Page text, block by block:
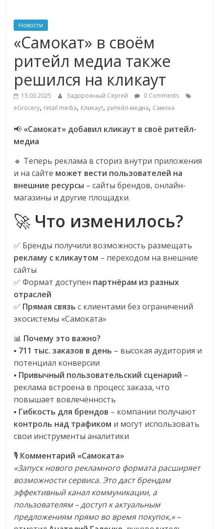
ритейле,
логистике,
технологиях,
соцсетях
онлайн-
торговле,
сервисах
для
ритейле,
логистике,
технологиях,
соцсетях.
Нам
важно,
как
знать
как
Сеть
меняет
жизнь
обсудить
эти
изменения
читателем.
Новости
«Самокат» в своём
ритейл медиа также
решился на кликаут
13.03.2025 Задорожный Сергей
0 Comments
eGrocery, retail media, Кликаут, ритейл-медиа, Самока
📢 «Самокат» добавил кликаут в своё ритейл-
медиа
🔹 Теперь реклама в сториз внутри приложения
и на сайте может вести пользователей на
внешние ресурсы – сайты брендов, онлайн-
магазины и другие площадки.
🚀 Что изменилось?
✅ Бренды получили возможность размещать
рекламу с кликаутом – переходом на внешние
сайты
✅ Формат доступен партнёрам из разных
отраслей
✅ Прямая связь с клиентами без ограничений
экосистемы «Самоката»
📊 Почему это важно?
▪️ 711 тыс. заказов в день – высокая аудитория и
потенциал конверсии
▪️ Привычный пользовательский сценарий –
реклама встроена в процесс заказа, что
повышает вовлечённость
▪️ Гибкость для брендов – компании получают
контроль над трафиком и могут использовать
свои инструменты аналитики
🎙 Комментарий «Самоката»
«Запуск нового рекламного формата расширяет
возможности сервиса. Это даст брендам
эффективный канал коммуникации, а
пользователям – доступ к актуальным
предложениям прямо во время покупок,»–